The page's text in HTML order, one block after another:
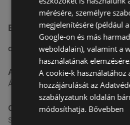
Egyéb Szupermarketek
CÍM
ALDI
Ágfalvi út 4/a, 9400 Sopron
CBA
Somfalvi u. 14., 9400 Sopron
mérésére, személyre
megjelenítésére (például
Google-on és más
weboldalain), valamint a
használatának
A cookie-k használatához
hozzájárulását az
szabályzatunk oldalán
módosíthatja. Bővebben